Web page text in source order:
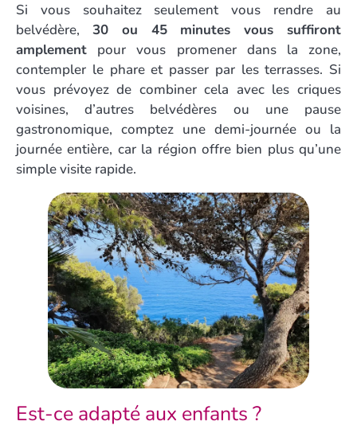
Si vous souhaitez seulement vous rendre au
belvédère, 30 ou 45 minutes vous suffiront
amplement pour vous promener dans la zone,
contempler le phare et passer par les terrasses. Si
vous prévoyez de combiner cela avec les criques
voisines, d’autres belvédères ou une pause
gastronomique, comptez une demi-journée ou la
journée entière, car la région offre bien plus qu’une
simple visite rapide.
Est-ce adapté aux enfants ?